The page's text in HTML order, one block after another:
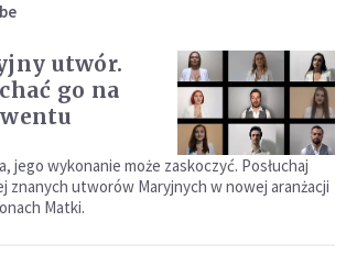
utwór.
go na
jego wykonanie może zaskoczyć. Posłuchaj
znanych utworów Maryjnych w nowej aranżacji
Matki.